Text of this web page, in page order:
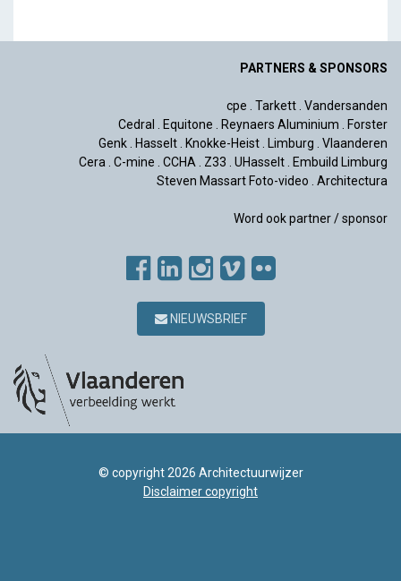
PARTNERS & SPONSORS
cpe Tarkett Vandersanden
Cedral
Equitone Reynaers Aluminium
Forster
Genk
Hasselt Knokke-Heist Limburg
Vlaanderen
Cera
C-mine CCHA Z33 UHasselt
Embuild Limburg
Steven Massart Foto-video
Architectura
Word ook partner / sponsor
NIEUWSBRIEF
© copyright 2026 Architectuurwijzer
Disclaimer copyright